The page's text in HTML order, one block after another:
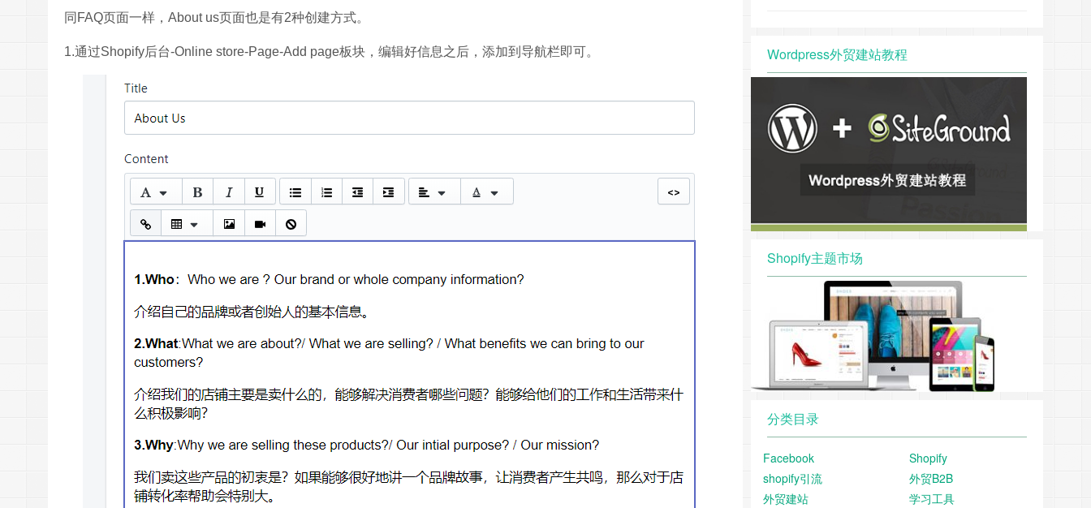
同FAQ页面一样，About us页面也是有2种创建方式。
1.通过Shopify后台-Online store-Page-Add page板块，编辑好信息之后，添加到导航栏即可。 Wordpress外贸建站教程
Shopify主题市场
分类目录
Facebook
Shopify
shopify引流
外贸B2B
外贸建站
学习工具